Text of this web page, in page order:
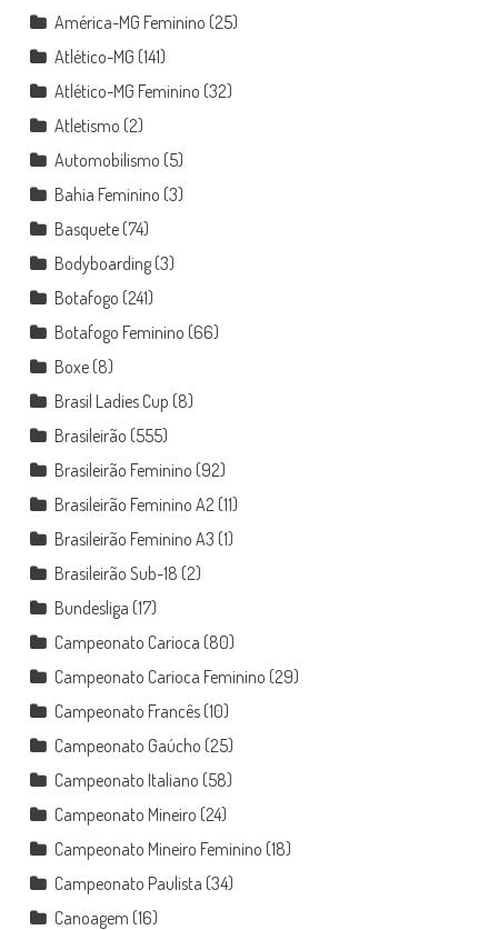
América-MG Feminino (25)
Atlético-MG (141)
Atlético-MG Feminino (32)
Atletismo (2)
Automobilismo (5)
Bahia Feminino (3)
Basquete(74)
Bodyboarding(3)
Botafogo (241)
Botafogo Feminino (66)
Boxe(8)
Brasil Ladies Cup (8)
Brasileirão (555)
Brasileirão Feminino (92)
Brasileirão Feminino A2 (11)
Brasileirão Feminino A3 (1)
Brasileirão Sub-18 (2)
Bundesliga (17)
Campeonato Carioca (80)
Campeonato Carioca Feminino (29)
Campeonato Francês(10)
Campeonato Gaúcho (25)
Campeonato Italiano (58)
Campeonato Mineiro (24)
Campeonato Mineiro Feminino (18)
Campeonato Paulista (34)
Canoagem (16)